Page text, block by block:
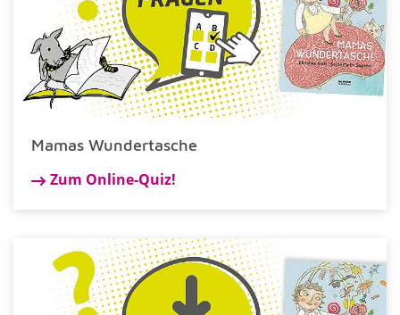
Mamas Wundertasche
Zum Online-Quiz!